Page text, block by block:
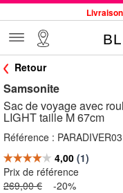
Commande avant 12h
Jusqu'à -
Retour
Samsonite
Sac de voyage avec
LIGHT taille M 67cm
Référence : PARADIVER03
Prix de référence
269,00 € -20%